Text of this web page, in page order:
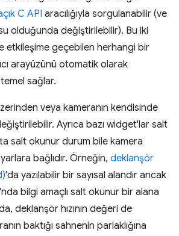
C API aracılığıyla sorgulanabilir (ve
olduğunda değiştirilebilir). Bu iki
etkileşime geçebilen herhangi bir
arayüzünü otomatik olarak
sağlar.
veya kameranın kendisinde
Ayrıca bazı widget'lar salt
salt okunur durum bile kamera
bağlıdır. Örneğin, deklanşör
'da yazılabilir bir sayısal alandır ancak
'nda bilgi amaçlı salt okunur bir alana
deklanşör hızının değeri de
baktığı sahnenin parlaklığına